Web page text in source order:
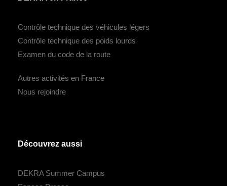
Contrôle technique des véhicules légers
Contrôle technique des poids lourds
Examen du code de la route
Autres activités en France
Nous rejoindre
Découvrez aussi
DEKRA Summer Campus